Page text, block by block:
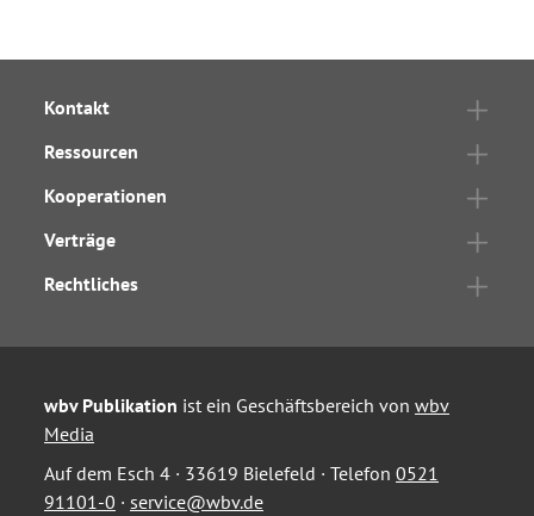
Kontakt
Ressourcen
Kooperationen
Verträge
Rechtliches
wbv Publikation ist ein Geschäftsbereich von wbv
Media
Auf dem Esch 4 · 33619 Bielefeld · Telefon 0521
91101-0 · service@wbv.de